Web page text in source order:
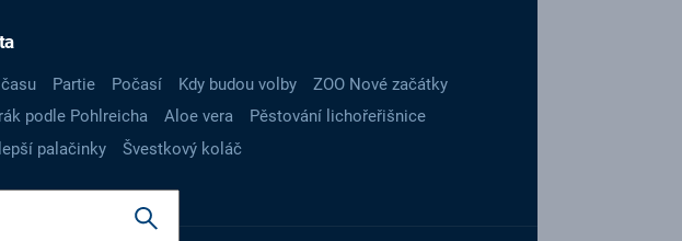
Partie Počasí Kdy budou volby
ZOO Nové začátky
podle Pohlreicha Aloe vera
Pěstování lichořeřišnice
palačinky Švestkový koláč